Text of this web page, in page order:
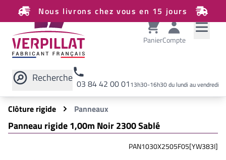
Nous livrons chez vous en 15 jours
PanierCompte
Recherche 03 84 42 00 0113h30-16h30 du lundi au vendredi
Rechercher sur le site
Clôture rigide
Panneaux
Panneau rigide 1,00m Noir 2300 Sablé
PAN1030X2505F05[YW383I]